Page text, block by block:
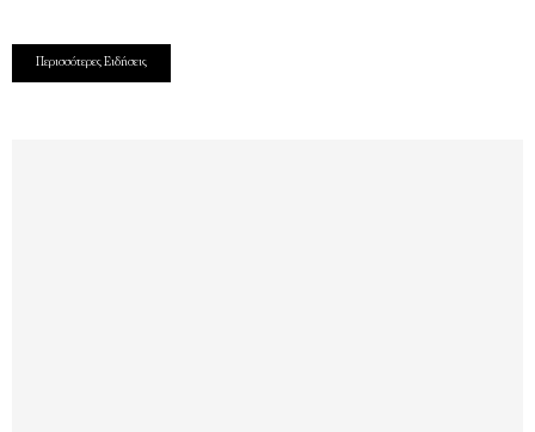
Περισσότερες Ειδήσεις